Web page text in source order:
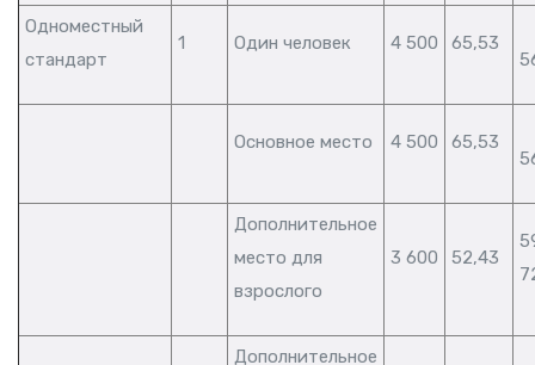
Одноместный
стандарт
1 Один человек 4 500 65,53
Основное место 4 500 65,53
Дополнительное
место для
взрослого
3 600 52,43
Дополнительное